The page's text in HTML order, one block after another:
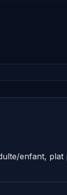
enfant,